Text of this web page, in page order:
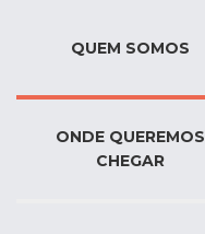
QUEM SOMOS
ONDE QUEREMOS
CHEGAR